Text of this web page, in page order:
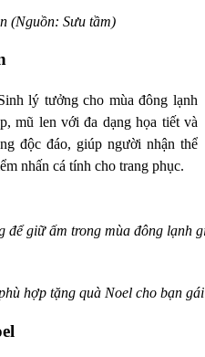
(Nguồn: Sưu tầm)
lý tưởng cho mùa đông lạnh
mũ len với đa dạng họa tiết và
độc đáo, giúp người nhận thể
nhấn cá tính cho trang phục.
để giữ ấm trong mùa đông lạnh
hợp tặng quà Noel cho bạn